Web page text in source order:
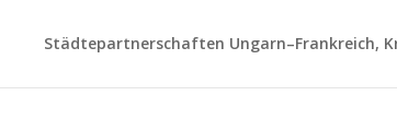
Städtepartnerschaften Ungarn–Frankreich,